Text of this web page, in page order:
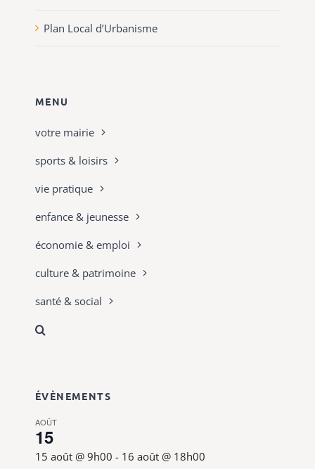
Plan Local d’Urbanisme
MENU
votre mairie
sports & loisirs
vie pratique
enfance & jeunesse
économie & emploi
culture & patrimoine
santé & social
ÉVÈNEMENTS
AOÛT
15
15 août @ 9h00 - 16 août @ 18h00